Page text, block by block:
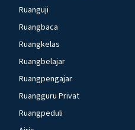
Ruanguji
Ruangbaca
Ruangkelas
Ruangbelajar
Ruangpengajar
Ruangguru Privat
Ruangpeduli